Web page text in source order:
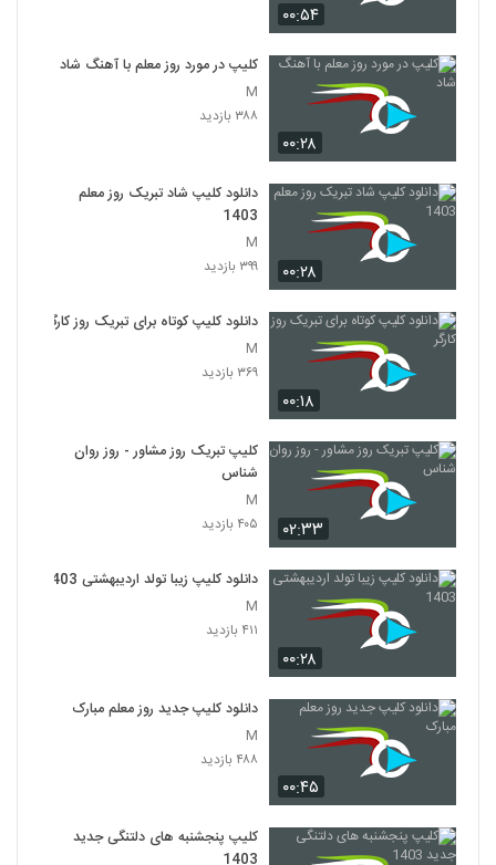
۰۰:۵۴
۰۰:۲۸
کلیپ در مورد روز معلم با آهنگ شاد
M
۳۸۸ بازدید
۰۰:۲۸
دانلود کلیپ شاد تبریک روز معلم
1403
M
۳۹۹ بازدید
۰۰:۱۸
دانلود کلیپ کوتاه برای تبریک روز کارگر
M
۳۶۹ بازدید
۰۲:۳۳
کلیپ تبریک روز مشاور - روز روان
شناس
M
۴۰۵ بازدید
۰۰:۲۸
دانلود کلیپ زیبا تولد اردیبهشتی 1403
M
۴۱۱ بازدید
۰۰:۴۵
دانلود کلیپ جدید روز معلم مبارک
M
۴۸۸ بازدید
کلیپ پنجشنبه های دلتنگی جدید
1403